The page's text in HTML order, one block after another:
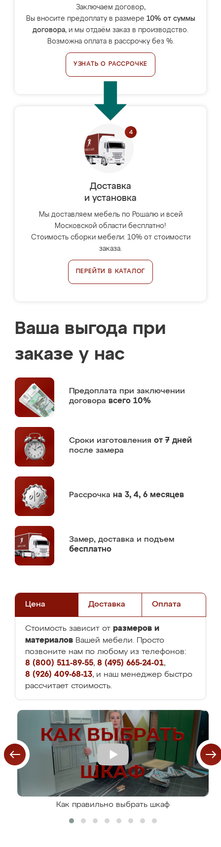
Заключаем договор,
Вы вносите предоплату в размере 10% от суммы
договора, и мы отдаём заказ в производство.
Возможна оплата в рассрочку без %.
УЗНАТЬ О РАССРОЧКЕ
Доставка
и установка
Мы доставляем мебель по Рошалю и всей
Московской области бесплатно!
Стоимость сборки мебели: 10% от стоимости
заказа.
ПЕРЕЙТИ В КАТАЛОГ
Ваша выгода при
заказе у нас
Предоплата при заключении
договора всего 10%
Сроки изготовления от 7 дней
после замера
Рассрочка на 3, 4, 6 месяцев
Замер, доставка и подъем
бесплатно
Цена Доставка Оплата
Стоимость зависит от размеров и
материалов Вашей мебели. Просто
позвоните нам по любому из телефонов:
8 (800) 511-89-55, 8 (495) 665-24-01,
8 (926) 409-68-13, и наш менеджер быстро
рассчитает стоимость.
Как правильно выбрать шкаф